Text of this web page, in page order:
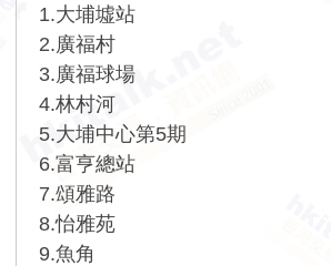
1.大埔墟站
2.廣福村
3.廣福球場
4.林村河
5.大埔中心第5期
6.富亨總站
7.頌雅路
8.怡雅苑
9.魚角